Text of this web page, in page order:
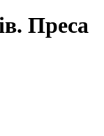
Преса